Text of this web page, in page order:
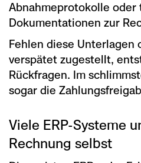
Abnahmeprotokolle oder
Dokumentationen zur
Fehlen diese Unterlagen
verspätet zugestellt,
Rückfragen. Im
sogar die
Viele ERP-Systeme
Rechnung selbst